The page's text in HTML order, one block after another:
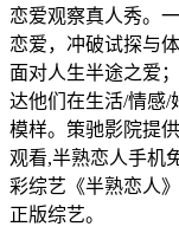
恋爱观察真人秀。
恋爱，冲破试探与
面对人生半途之爱
达他们在生活/情感/
模样。策驰影院提
观看,半熟恋人手机
彩综艺《半熟恋人
正版综艺。